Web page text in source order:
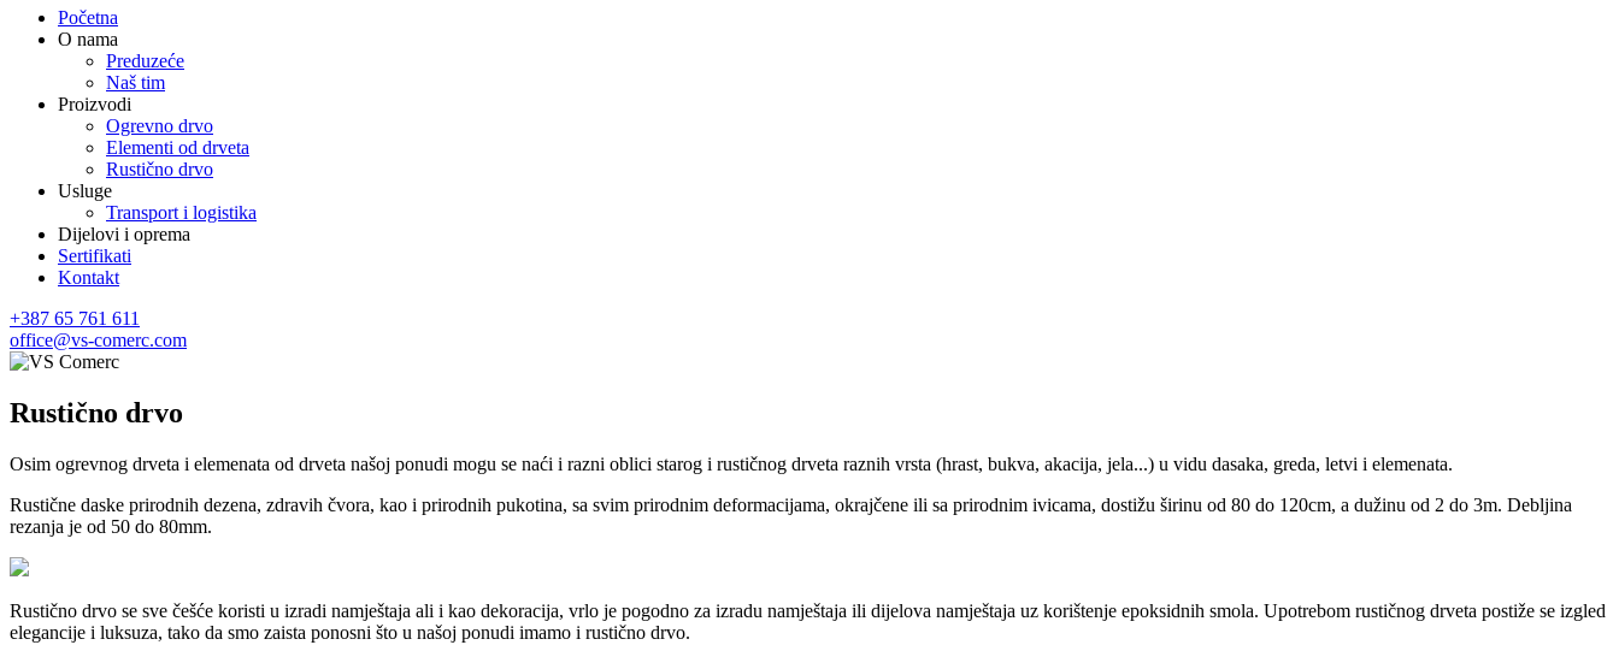
Početna
O nama
Preduzeće
Naš tim
Proizvodi
Ogrevno drvo
Elementi od drveta
Rustično drvo
Usluge
Transport i logistika
Dijelovi i oprema
Sertifikati
Kontakt
+387 65 761 611
office@vs-comerc.com
Rustično drvo
Osim ogrevnog drveta i elemenata od drveta našoj ponudi mogu se naći i razni oblici starog i rustičnog drveta raznih vrsta (hrast, bukva, akacija, jela...) u vidu dasaka, greda, letvi i elemenata.
Rustične daske prirodnih dezena, zdravih čvora, kao i prirodnih pukotina, sa svim prirodnim deformacijama, okrajčene ili sa prirodnim ivicama, dostižu širinu od 80 do 120cm, a dužinu od 2 do 3m. Debljina
rezanja je od 50 do 80mm.
Rustično drvo se sve češće koristi u izradi namještaja ali i kao dekoracija, vrlo je pogodno za izradu namještaja ili dijelova namještaja uz korištenje epoksidnih smola. Upotrebom rustičnog drveta postiže se izgled
elegancije i luksuza, tako da smo zaista ponosni što u našoj ponudi imamo i rustično drvo.